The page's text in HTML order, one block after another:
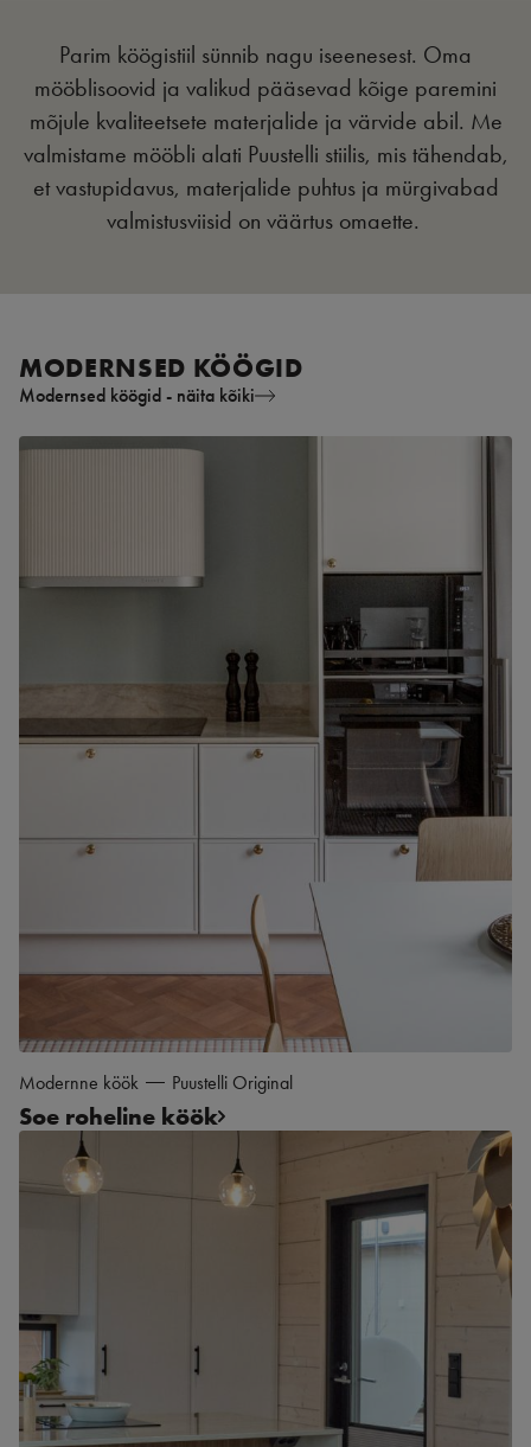
Parim köögistiil sünnib nagu iseenesest. Oma
mööblisoovid ja valikud pääsevad kõige paremini
mõjule kvaliteetsete materjalide ja värvide abil. Me
valmistame mööbli alati Puustelli stiilis, mis tähendab,
et vastupidavus, materjalide puhtus ja mürgivabad
valmistusviisid on väärtus omaette.
MODERNSED KÖÖGID
Modernsed köögid - näita kõiki
Modernne köök Puustelli Original
Soe roheline köök